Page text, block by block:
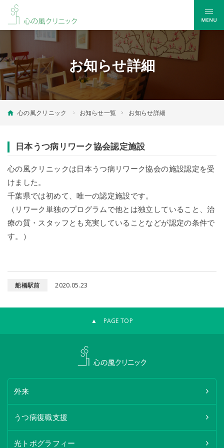
お知らせ詳細
心の風クリニック お知らせ一覧 お知らせ詳細
日本うつ病リワーク協会認定施設
心の風クリニックは日本うつ病リワーク協会の施設認定を受
けました。
千葉県では初めて、唯一の認定施設です。
（リワーク単独のプログラムで他とは独立していること、治
療の質・スタッフとも充実していることなどが認定の条件で
す。）
船橋駅前 2020.05.23
▲ PAGE TOP
外来
うつ病復職支援
光トポグラフィー